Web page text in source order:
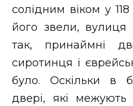
солідним віком у
його звели, вулиця
так, принаймні
сиротинця і
було. Оскільки в
двері, які межують